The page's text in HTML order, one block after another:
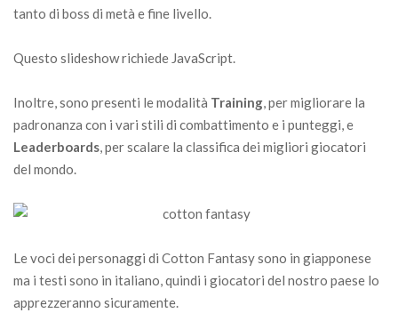
tanto di boss di metà e fine livello.
Questo slideshow richiede JavaScript.
Inoltre, sono presenti le modalità Training, per migliorare la
padronanza con i vari stili di combattimento e i punteggi, e
Leaderboards, per scalare la classifica dei migliori giocatori
del mondo.
Le voci dei personaggi di Cotton Fantasy sono in giapponese
ma i testi sono in italiano, quindi i giocatori del nostro paese lo
apprezzeranno sicuramente.